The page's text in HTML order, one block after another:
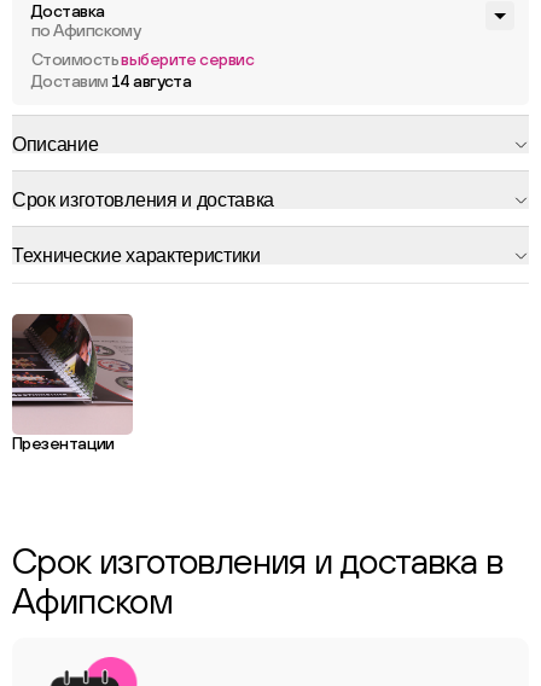
Доставка
по Афипскому
Стоимостьвыберите сервис
Доставим 14 августа
Описание
Срок изготовления и доставка
Технические характеристики
Презентации
Срок изготовления и доставка в
Афипском